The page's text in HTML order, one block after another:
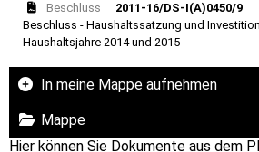
Beschluss
2011-16/DS-I(A)0450/9
Beschluss - Haushaltssatzung und
Haushaltsjahre 2014 und 2015
In meine Mappe aufnehmen
Mappe
Hier können Sie Dokumente aus dem